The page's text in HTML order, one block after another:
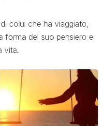
colui che ha viaggiato,
forma del suo pensiero e
vita.